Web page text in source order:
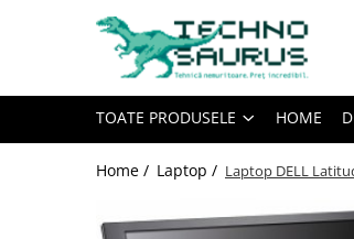
Toate Produsele
Refurbished
Second hand
TOATE PRODUSELE HOME
Home / Laptop / Laptop DELL